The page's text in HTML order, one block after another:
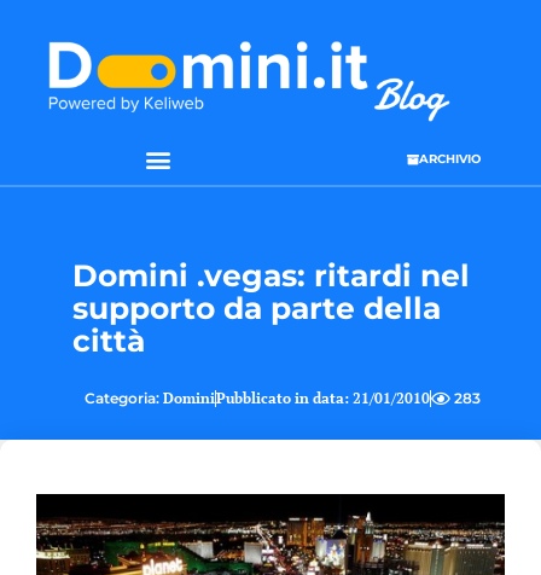
ARCHIVIO
Domini .vegas: ritardi nel
supporto da parte della
città
Categoria: DominiPubblicato in data: 21/01/2010 283